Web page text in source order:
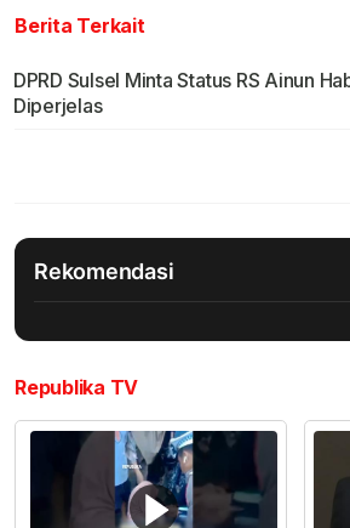
Berita Terkait
DPRD Sulsel Minta Status RS Ainun
Diperjelas
Rekomendasi
Republika TV